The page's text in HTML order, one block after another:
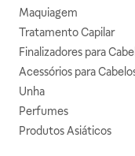
Maquiagem
Tratamento Capilar
Finalizadores para
Acessórios para
Unha
Perfumes
Produtos Asiáticos